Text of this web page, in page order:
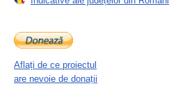
Aflați de ce proiectul
are nevoie de donații